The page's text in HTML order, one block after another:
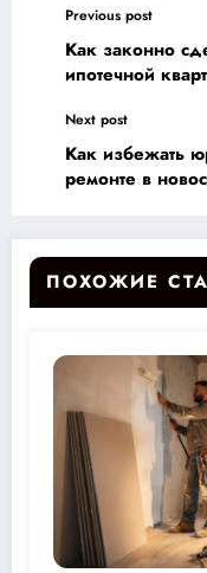
Previous post
Как законно
ипотечной
Next post
Как избежать
ремонте в
ПОХОЖИЕ